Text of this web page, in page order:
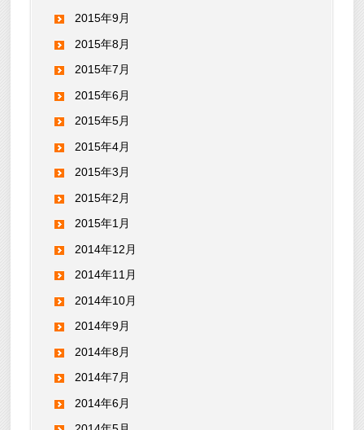
2015年9月
2015年8月
2015年7月
2015年6月
2015年5月
2015年4月
2015年3月
2015年2月
2015年1月
2014年12月
2014年11月
2014年10月
2014年9月
2014年8月
2014年7月
2014年6月